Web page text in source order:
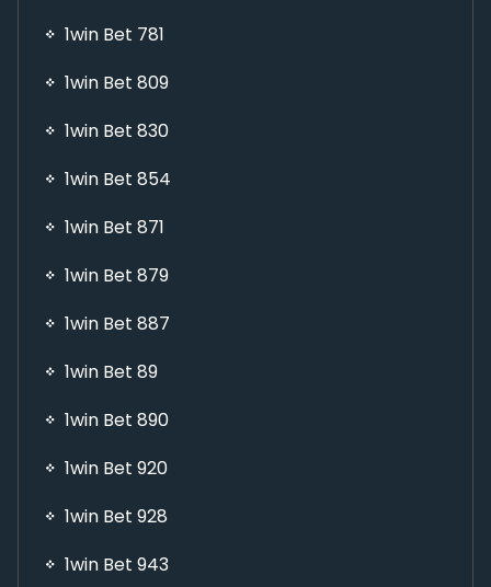
1win Bet 781
1win Bet 809
1win Bet 830
1win Bet 854
1win Bet 871
1win Bet 879
1win Bet 887
1win Bet 89
1win Bet 890
1win Bet 920
1win Bet 928
1win Bet 943